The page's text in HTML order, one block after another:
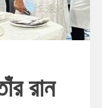
রান